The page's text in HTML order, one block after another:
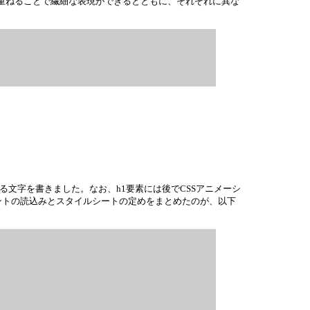
文字を書きました。なお、h1要素には後でCSSアニメーシ
の読込みとスタイルシートの定めをまとめたのが、以下